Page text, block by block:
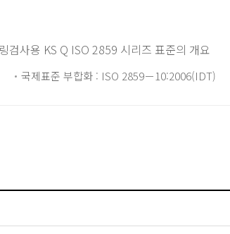
사용 KS Q ISO 2859 시리즈 표준의 개요
국제표준 부합화 : ISO 2859－10:2006(IDT)